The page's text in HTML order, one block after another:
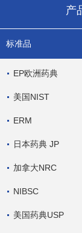
产
标准品
EP欧洲药典
美国NIST
ERM
日本药典 JP
加拿大NRC
NIBSC
美国药典USP